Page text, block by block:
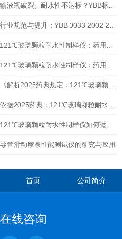
导管滑动摩擦性能测试仪的研究与应用
首页 公司简介
在线咨询